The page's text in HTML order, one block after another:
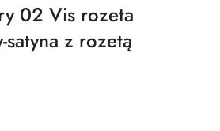
02 Vis rozeta
satyna z rozetą